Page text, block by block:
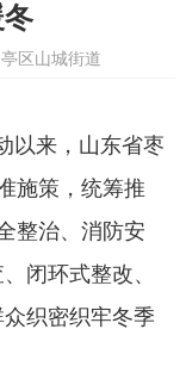
区山城街道
以来，山东省枣
施策，统筹推
整治、消防安
闭环式整改、
织密织牢冬季